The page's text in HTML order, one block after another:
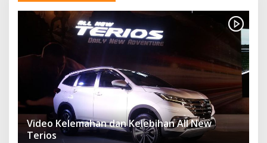
Video Kelemahan dan Kelebihan All New
Terios